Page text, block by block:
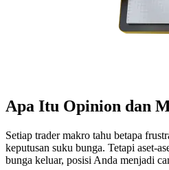
Apa Itu Opinion dan
Setiap trader makro tahu betapa
keputusan suku bunga. Tetapi aset-
bunga keluar, posisi Anda menjadi